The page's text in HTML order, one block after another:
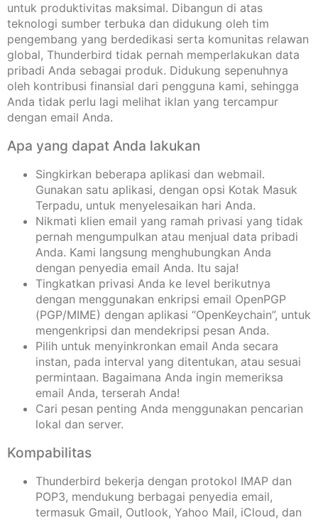
untuk produktivitas maksimal. Dibangun di atas
teknologi sumber terbuka dan didukung oleh tim
pengembang yang berdedikasi serta komunitas relawan
global, Thunderbird tidak pernah memperlakukan data
pribadi Anda sebagai produk. Didukung sepenuhnya
oleh kontribusi finansial dari pengguna kami, sehingga
Anda tidak perlu lagi melihat iklan yang tercampur
dengan email Anda.
Apa yang dapat Anda lakukan
Singkirkan beberapa aplikasi dan webmail.
Gunakan satu aplikasi, dengan opsi Kotak Masuk
Terpadu, untuk menyelesaikan hari Anda.
Nikmati klien email yang ramah privasi yang tidak
pernah mengumpulkan atau menjual data pribadi
Anda. Kami langsung menghubungkan Anda
dengan penyedia email Anda. Itu saja!
Tingkatkan privasi Anda ke level berikutnya
dengan menggunakan enkripsi email OpenPGP
(PGP/MIME) dengan aplikasi “OpenKeychain”, untuk
mengenkripsi dan mendekripsi pesan Anda.
Pilih untuk menyinkronkan email Anda secara
instan, pada interval yang ditentukan, atau sesuai
permintaan. Bagaimana Anda ingin memeriksa
email Anda, terserah Anda!
Cari pesan penting Anda menggunakan pencarian
lokal dan server.
Kompabilitas
Thunderbird bekerja dengan protokol IMAP dan
POP3, mendukung berbagai penyedia email,
termasuk Gmail, Outlook, Yahoo Mail, iCloud, dan